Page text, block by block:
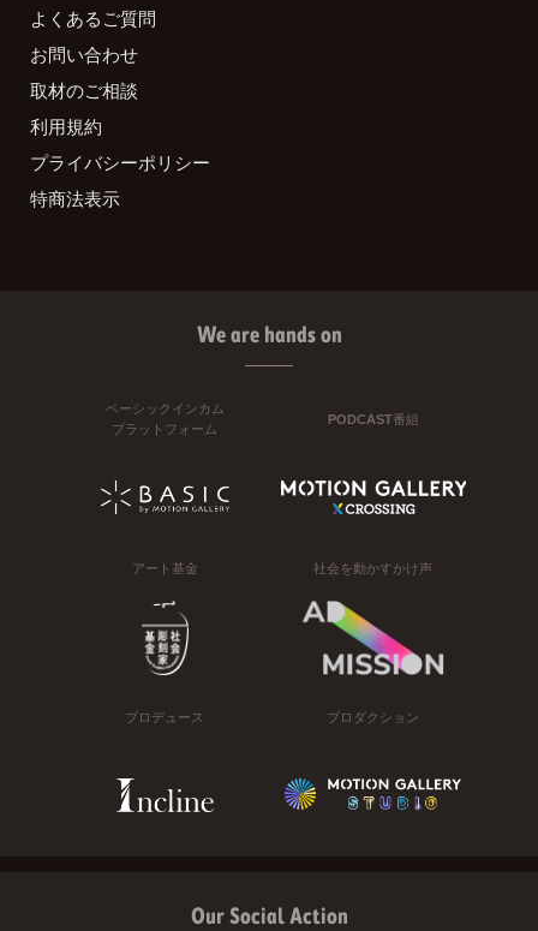
よくあるご質問
お問い合わせ
取材のご相談
利用規約
プライバシーポリシー
特商法表示
We are hands on
ベーシックインカム
プラットフォーム
PODCAST番組
アート基金 社会を動かすかけ声
プロデュース プロダクション
Our Social Action